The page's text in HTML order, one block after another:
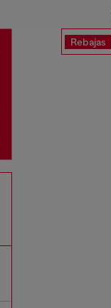
Rebajas